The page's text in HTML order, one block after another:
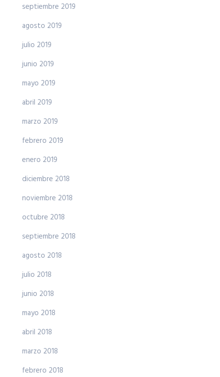
septiembre 2019
agosto 2019
julio 2019
junio 2019
mayo 2019
abril 2019
marzo 2019
febrero 2019
enero 2019
diciembre 2018
noviembre 2018
octubre 2018
septiembre 2018
agosto 2018
julio 2018
junio 2018
mayo 2018
abril 2018
marzo 2018
febrero 2018